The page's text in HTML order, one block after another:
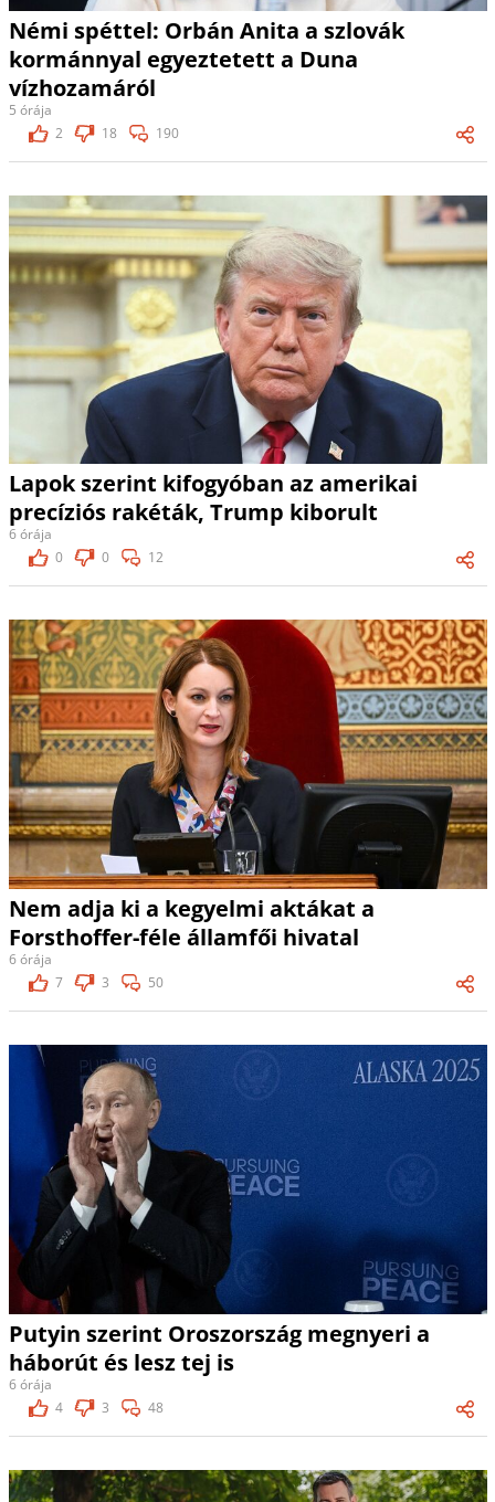
Némi spéttel: Orbán Anita a szlovák
kormánnyal egyeztetett a Duna
vízhozamáról
5 órája
2
18 190
Lapok szerint kifogyóban az amerikai
precíziós rakéták, Trump kiborult
6 órája
0
0 12
Nem adja ki a kegyelmi aktákat a
Forsthoffer-féle államfői hivatal
6 órája
7
3 50
Putyin szerint Oroszország megnyeri a
háborút és lesz tej is
6 órája
4
3 48